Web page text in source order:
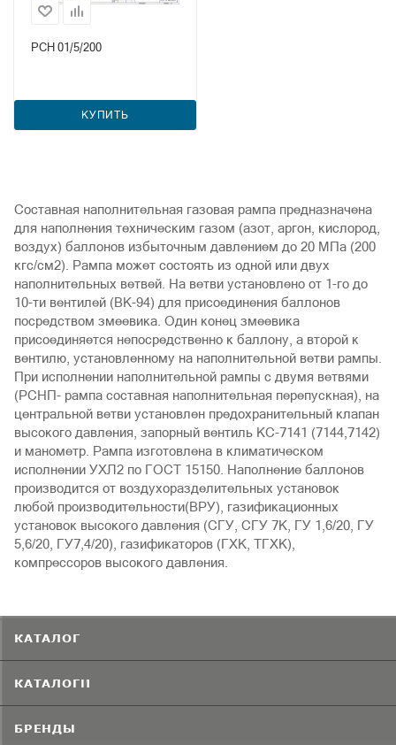
РСН 01/5/200
КУПИТЬ
Составная наполнительная газовая рампа предназначена
для наполнения техническим газом (азот, аргон, кислород,
воздух) баллонов избыточным давлением до 20 МПа (200
кгс/см2). Рампа может состоять из одной или двух
наполнительных ветвей. На ветви установлено от 1-го до
10-ти вентилей (ВК-94) для присоединения баллонов
посредством змеевика. Один конец змеевика
присоединяется непосредственно к баллону, а второй к
вентилю, установленному на наполнительной ветви рампы.
При исполнении наполнительной рампы с двумя ветвями
(РСНП- рампа составная наполнительная перепускная), на
центральной ветви установлен предохранительный клапан
высокого давления, запорный вентиль КС-7141 (7144,7142)
и манометр. Рампа изготовлена в климатическом
исполнении УХЛ2 по ГОСТ 15150. Наполнение баллонов
производится от воздухоразделительных установок
любой производительности(ВРУ), газификационных
установок высокого давления (СГУ, СГУ 7К, ГУ 1,6/20, ГУ
5,6/20, ГУ7,4/20), газификаторов (ГХК, ТГХК),
компрессоров высокого давления.
КАТАЛОГ
КАТАЛОГИ
БРЕНДЫ